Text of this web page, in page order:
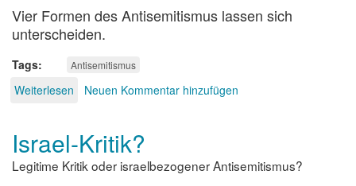
Vier Formen des Antisemitismus lassen sich
unterscheiden.
Tags Antisemitismus
Weiterlesen über
was
ist
das?
Neuen Kommentar hinzufügen
Israel-Kritik?
Legitime Kritik oder israelbezogener Antisemitismus?